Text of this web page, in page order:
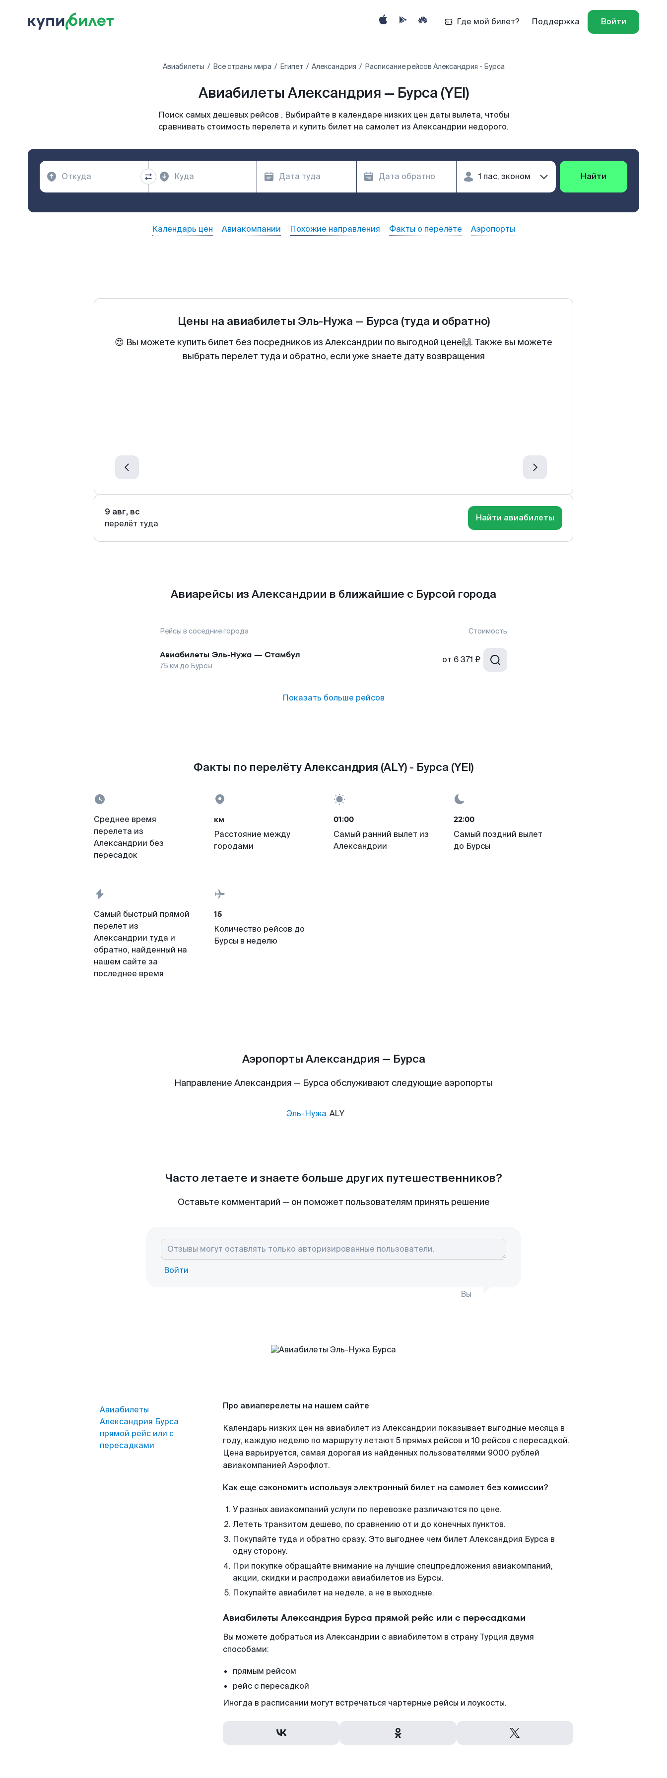
Где мой билет? Поддержка Войти
Авиабилеты Все страны мира Египет‎ Александрия Расписание рейсов Александрия - Бурса
Авиабилеты Александрия — Бурса (YEI)
Поиск самых дешевых рейсов . Выбирайте в календаре низких цен даты вылета, чтобы
сравнивать стоимость перелета и купить билет на самолет из Александрии недорого.
Найти
Календарь цен Авиакомпании Похожие направления Факты о перелёте Аэропорты
Цены на авиабилеты Эль-Нужа — Бурса (туда и обратно)
😍 Вы можете купить билет без посредников из Александрии по выгодной цене🙌. Также вы можете
выбрать перелет туда и обратно, если уже знаете дату возвращения
9 авг, вс
перелёт туда
Найти авиабилеты
Авиарейсы из Александрии в ближайшие с Бурсой города
Рейсы в соседние города Стоимость
Авиабилеты Эль-Нужа — Стамбул
75 км до Бурсы
от 6 371 ₽
Показать больше рейсов
Факты по перелёту Александрия (ALY) - Бурса (YEI)
Среднее время
перелета из
Александрии без
пересадок
км
Расстояние между
городами
01:00
Самый ранний вылет из
Александрии
22:00
Самый поздний вылет
до Бурсы
Самый быстрый прямой
перелет из
Александрии туда и
обратно, найденный на
нашем сайте за
последнее время
15
Количество рейсов до
Бурсы в неделю
Аэропорты Александрия — Бурса
Направление Александрия — Бурса обслуживают следующие аэропорты
Эль-Нужа ALY
Часто летаете и знаете больше других путешественников?
Оставьте комментарий — он поможет пользователям принять решение
Войти
Вы
Авиабилеты
Александрия Бурса
прямой рейс или с
пересадками
Про авиаперелеты на нашем сайте
Календарь низких цен на авиабилет из Александрии показывает выгодные месяца в
году, каждую неделю по маршруту летают 5 прямых рейсов и 10 рейсов с пересадкой.
Цена варьируется, самая дорогая из найденных пользователями 9000 рублей
авиакомпанией Аэрофлот.
Как еще сэкономить используя электронный билет на самолет без комиссии?
У разных авиакомпаний услуги по перевозке различаются по цене.
Лететь транзитом дешево, по сравнению от и до конечных пунктов.
Покупайте туда и обратно сразу. Это выгоднее чем билет Александрия Бурса в
одну сторону.
При покупке обращайте внимание на лучшие спецпредложения авиакомпаний,
акции, скидки и распродажи авиабилетов из Бурсы.
Покупайте авиабилет на неделе, а не в выходные.
Авиабилеты Александрия Бурса прямой рейс или с пересадками
Вы можете добраться из Александрии с авиабилетом в страну Турция двумя
способами:
прямым рейсом
рейс с пересадкой
Иногда в расписании могут встречаться чартерные рейсы и лоукосты.